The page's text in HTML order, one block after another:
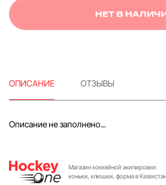
НЕТ В
ОПИСАНИЕ ОТЗЫВЫ
Описание не заполнено...
Магазин хоккейной экипировки:
коньки, клюшки, форма в